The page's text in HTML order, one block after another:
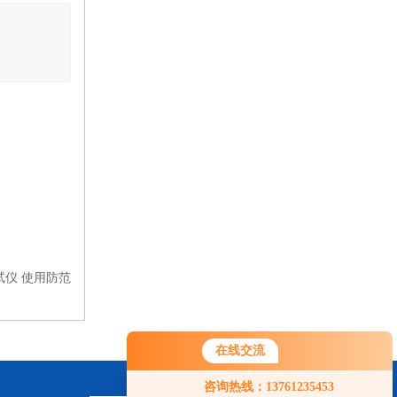
在线交流
咨询热线：13761235453
仪 使用防范
高低温（交变）湿热试验箱
电热鼓风干燥箱（9000系列）